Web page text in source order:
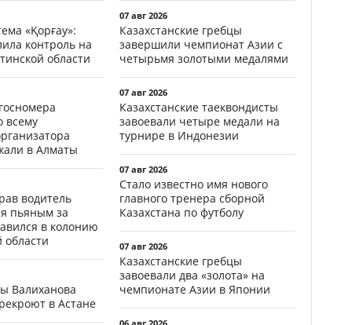
«Қорғау»:
контроль на
области
всему
в Алматы
водитель
пьяным за
в колонию
области
Валиханова
в Астане
07 авг 2026
Казахстанские гребцы
завершили чемпионат Азии с
четырьмя золотыми медалями
07 авг 2026
Казахстанские таеквондисты
завоевали четыре медали на
турнире в Индонезии
07 авг 2026
Стало известно имя нового
главного тренера сборной
Казахстана по футболу
07 авг 2026
Казахстанские гребцы
завоевали два «золота» на
чемпионате Азии в Японии